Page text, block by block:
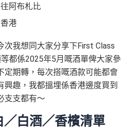
往阿布札比
港
次我想同大家分享下First Class
都係2025年5月嘅酒單俾大家參
定期轉，每次搭嘅酒款可能都會
興趣，我都搵埋係香港邊度買到
支支都有～
白酒／香檳清單